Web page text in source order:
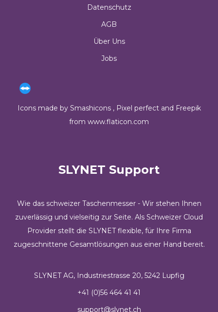
Datenschutz
AGB
Über Uns
Jobs
Icons made by Smashicons, Pixel perfectand Freepik
from www.flaticon.com
SLYNET Support
Wie das schweizer Taschenmesser - Wir stehen Ihnen
zuverlässig und vielseitig zur Seite. Als Schweizer Cloud
Provider stellt die SLYNET flexible, für Ihre Firma
zugeschnittene Gesamtlösungen aus einer Hand bereit.
SLYNET AG, Industriestrasse 20, 5242 Lupfig
+41 (0)56 464 41 41
support@slynet.ch